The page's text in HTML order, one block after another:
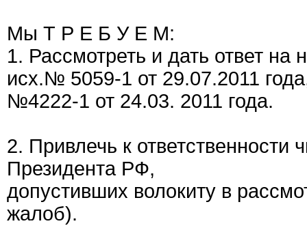
Мы Т Р Е Б У Е М:
1. Рассмотреть и дать ответ
исх.№ 5059-1 от 29.07.2011
№4222-1 от 24.03. 2011 года.
2. Привлечь к ответственности
Президента РФ,
допустивших волокиту в
жалоб).